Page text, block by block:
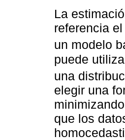
La
referencia
un modelo
puede
una
elegir una
que los